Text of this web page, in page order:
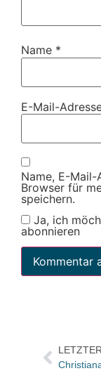
Name *
E-Mail-
Name, E-Mail-
Browser für
speichern.
Ja, ich
abonnieren